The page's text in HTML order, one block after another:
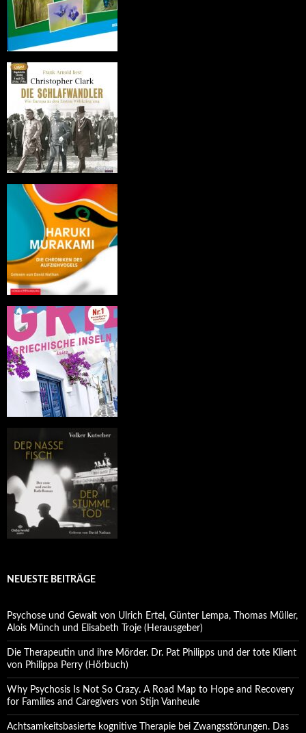
NEUESTE BEITRÄGE
Psychose und Gewalt von Ulrich Ertel, Günter Lempa, Thomas Müller,
Alois Münch und Elisabeth Troje (Herausgeber)
Die Therapeutin und ihre Mörder. Dr. Pat Philipps und der tote Klient
von Philippa Perry (Hörbuch)
Why Psychosis Is Not So Crazy. A Road Map to Hope and Recovery
for Families and Caregivers von Stijn Vanheule
Achtsamkeitsbasierte kognitive Therapie bei Zwangsstörungen. Das